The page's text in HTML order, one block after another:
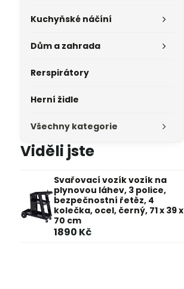
Kuchyňské náčíní
Dům a zahrada
Rerspirátory
Herní židle
Všechny kategorie
Viděli jste
Svařovací vozík vozík na
plynovou láhev, 3 police,
bezpečnostní řetěz, 4
kolečka, ocel, černý, 71 x 39 x
70 cm
1890 Kč